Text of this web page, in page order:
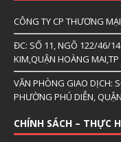
CÔNG TY CP THƯƠNG
ĐC: SỐ 11, NGÕ 122/46/
KIM,QUẬN HOÀNG MAI,TP
VĂN PHÒNG GIAO DỊCH:
PHƯỜNG PHÚ DIỄN,
CHÍNH SÁCH – THỰC